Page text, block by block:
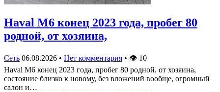
Haval M6 конец 2023 года, пробег 80
родной, от хозяина,
Сеть 06.08.2026 • Нет комментария • 👁 10
Haval M6 конец 2023 года, пробег 80 родной, от хозяина,
состояние близко к новому, без вложений вообще, огромный
салон и…